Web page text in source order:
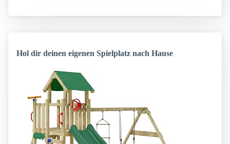
Hol dir deinen eigenen Spielplatz nach Hause